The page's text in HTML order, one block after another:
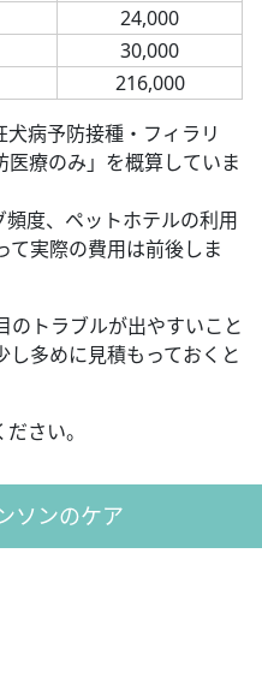
24,000
30,000
216,000
病予防接種・フィラリ
医療のみ」を概算していま
度、ペットホテルの利用
て実際の費用は前後しま
のトラブルが出やすいこと
し多めに見積もっておくと
さい。
ソンのケア